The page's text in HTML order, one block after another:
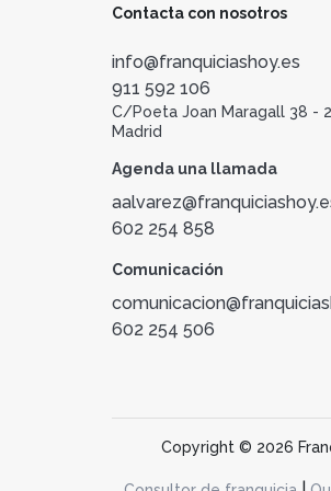
Contacta con nosotros
info@franquiciashoy.es
911 592 106
C/Poeta Joan Maragall 38 -
Madrid
Agenda una llamada
602 254 858
Comunicación
602 254 506
Copyright © 2026